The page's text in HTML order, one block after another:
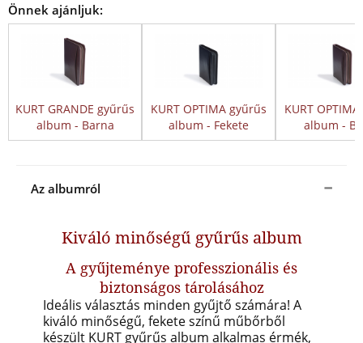
Önnek ajánljuk:
KURT GRANDE gyűrűs
album - Barna
KURT OPTIMA gyűrűs
album - Fekete
KURT
album -
Az albumról
Kiváló minőségű gyűrűs album
A gyűjteménye professzionális és
biztonságos tárolásához
Ideális választás minden gyűjtő számára! A
kiváló minőségű, fekete színű műbőrből
készült KURT gyűrűs album alkalmas érmék,